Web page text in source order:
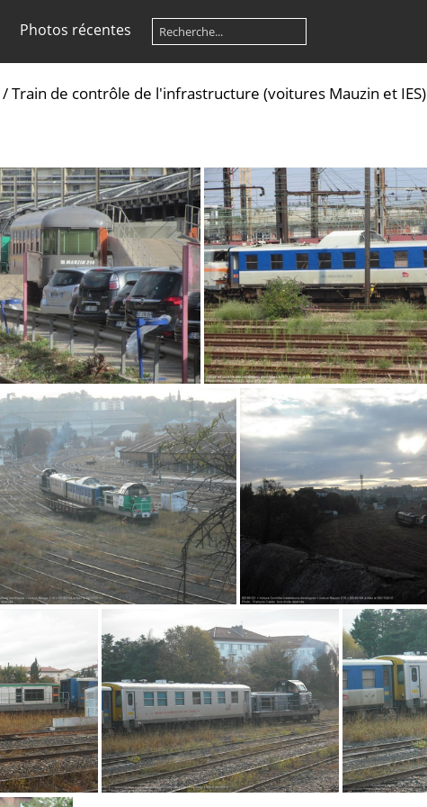
Photos récentes
/Train de contrôle de l'infrastructure (voitures Mauzin et IES)
IMG 2436 IMG 2643
mauzin 50 mauzin 49